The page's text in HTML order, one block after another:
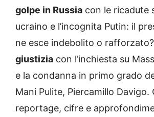
golpe in Russia con le ricadute
ucraino e l’incognita Putin: il
ne esce indebolito o rafforzato?
giustizia con l’inchiesta su
e la condanna in primo grado
Mani Pulite, Piercamillo Davigo.
reportage, cifre e